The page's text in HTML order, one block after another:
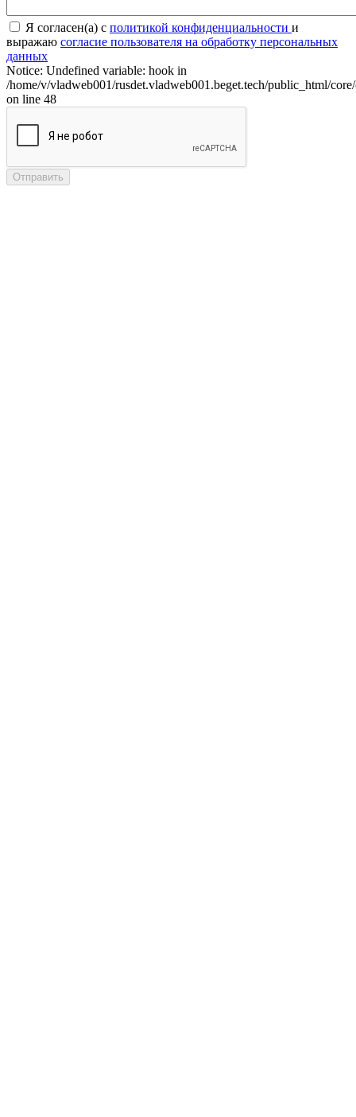
Я согласен(а) с политикой конфиденциальности и
выражаю согласие пользователя на обработку персональных
данных
Notice: Undefined variable: hook in
/home/v/vladweb001/rusdet.vladweb001.beget.tech/public_html/
on line 48
Отправить